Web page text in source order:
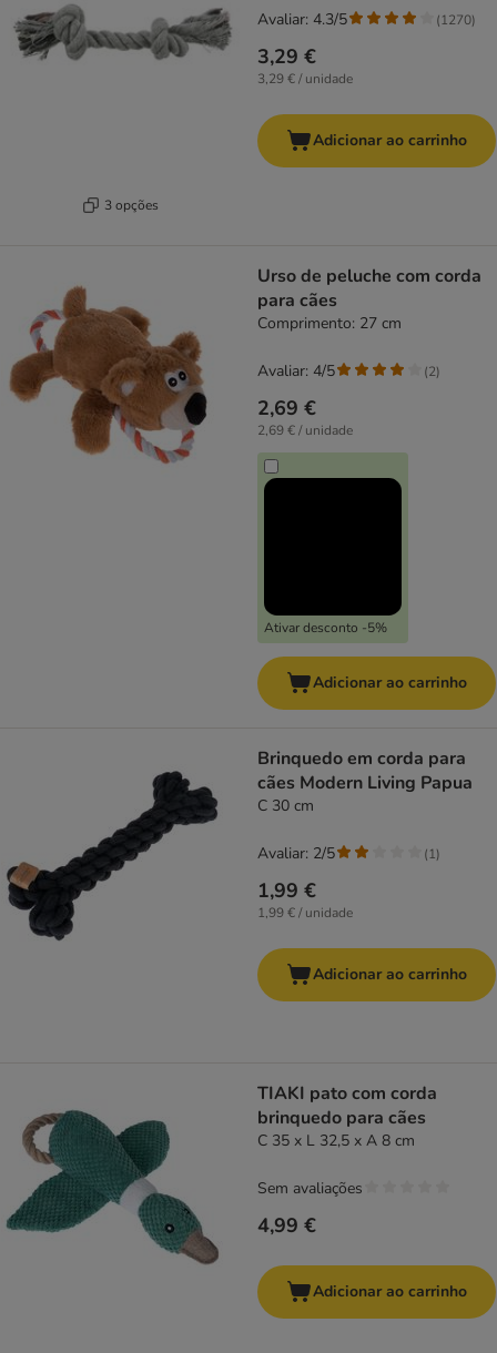
3 opções
3,29 €
3,29 € / unidade
Avaliar: 4.3/5 (1270)
Adicionar ao carrinho
Urso de peluche com corda
para cães
Comprimento: 27 cm
2,69 €
2,69 € / unidade
Ativar desconto -5%
Avaliar: 4/5 (2)
Adicionar ao carrinho
Brinquedo em corda para
cães Modern Living Papua
C 30 cm
1,99 €
1,99 € / unidade
Avaliar: 2/5 (1)
Adicionar ao carrinho
TIAKI pato com corda
brinquedo para cães
C 35 x L 32,5 x A 8 cm
4,99 €
Sem avaliações
Adicionar ao carrinho